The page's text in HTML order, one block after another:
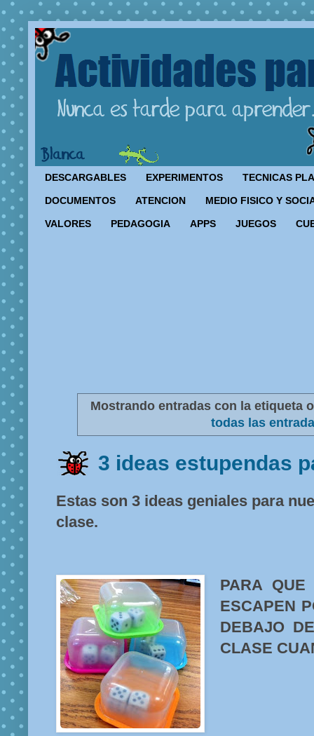
DESCARGABLES EXPERIMENTOS TECNICAS
DOCUMENTOS ATENCION MEDIO FISICO Y
VALORES PEDAGOGIA APPS JUEGOS
Mostrando entradas con la etiqueta
todas las
3 ideas estupendas
Estas son 3 ideas geniales para
clase.
PARA
ESCAPEN
DEBAJO
CLASE